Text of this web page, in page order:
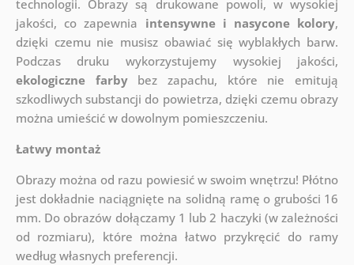
technologii. Obrazy są drukowane powoli, w wysokiej
jakości, co zapewnia intensywne i nasycone kolory,
dzięki czemu nie musisz obawiać się wyblakłych barw.
Podczas druku wykorzystujemy wysokiej jakości,
ekologiczne farbybez zapachu, które nie emitują
szkodliwych substancji do powietrza, dzięki czemu obrazy
można umieścić w dowolnym pomieszczeniu.
Łatwy montaż
Obrazy można od razu powiesić w swoim wnętrzu! Płótno
jest dokładnie naciągnięte na solidną ramę o grubości 16
mm. Do obrazów dołączamy 1 lub 2 haczyki (w zależności
od rozmiaru), które można łatwo przykręcić do ramy
według własnych preferencji.